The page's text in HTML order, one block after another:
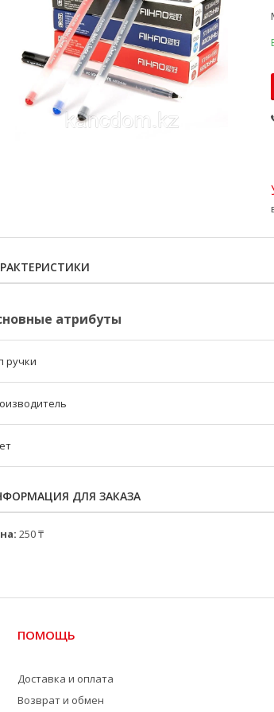
атрибуты
ручки
ДЛЯ ЗАКАЗА
250 ₸
ПОМОЩЬ
Доставка и оплата
Возврат и обмен